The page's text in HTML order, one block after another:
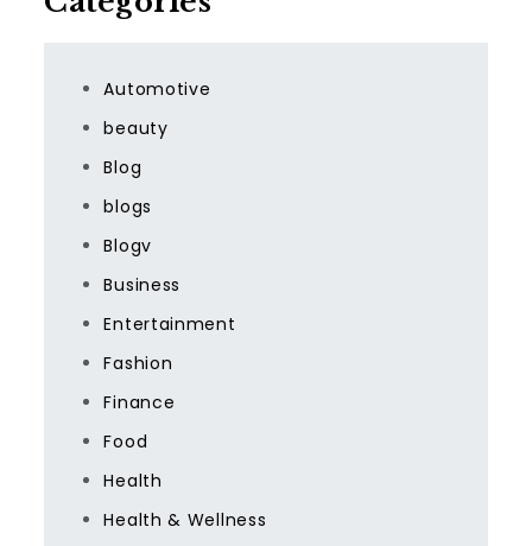
Automotive
beauty
Blog
blogs
Blogv
Business
Entertainment
Fashion
Finance
Food
Health
Health & Wellness